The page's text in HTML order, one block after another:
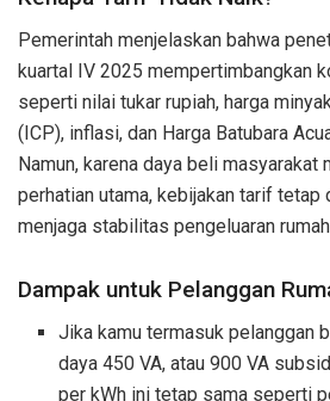
Pemerintah menjelaskan bahwa
kuartal IV 2025 mempertimbangkan
seperti nilai tukar rupiah, harga
(ICP), inflasi, dan Harga Batubara
Namun, karena daya beli masyarakat
perhatian utama, kebijakan tarif tetap
menjaga stabilitas pengeluaran
Dampak untuk Pelanggan
Jika kamu termasuk pelanggan
daya 450 VA, atau 900 VA
per kWh ini tetap sama seperti